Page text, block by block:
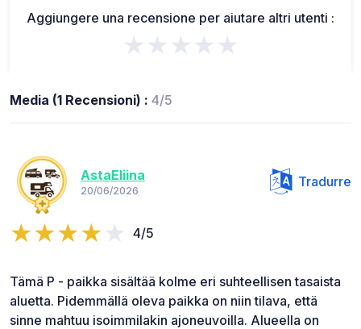
Aggiungere una recensione per aiutare altri utenti :
★★★★★
Media (1 Recensioni) : 4/5
AstaEliina
20/06/2026
Tradurre
4/5
Tämä P - paikka sisältää kolme eri suhteellisen tasaista
aluetta. Pidemmällä oleva paikka on niin tilava, että
sinne mahtuu isoimmilakin ajoneuvoilla. Alueella on